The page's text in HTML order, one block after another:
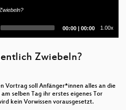
Basis
in Brandenburg
Tor Protocol
Air (Chaos) Events und
überhaupt sinn.
Current
00:00 | Total
00:00 1.00x
Zwiebeln?
Vortrag soll Anfänger*innen alles an die
selben Tag ihr erstes eigenes Tor
kein Vorwissen vorausgesetzt.